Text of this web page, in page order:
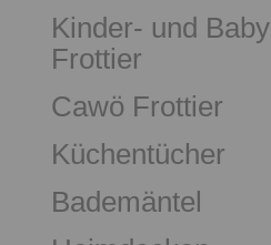
Kinder- und Baby
Frottier
Cawö Frottier
Küchentücher
Bademäntel